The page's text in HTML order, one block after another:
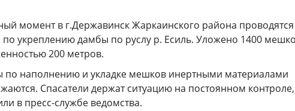
момент в г.Державинск Жаркаинского района проводятся
по укреплению дамбы по руслу р. Есиль. Уложено 1400
200 метров.
по наполнению и укладке мешков инертными материалами
Спасатели держат ситуацию на постоянном
в пресс-службе ведомства.